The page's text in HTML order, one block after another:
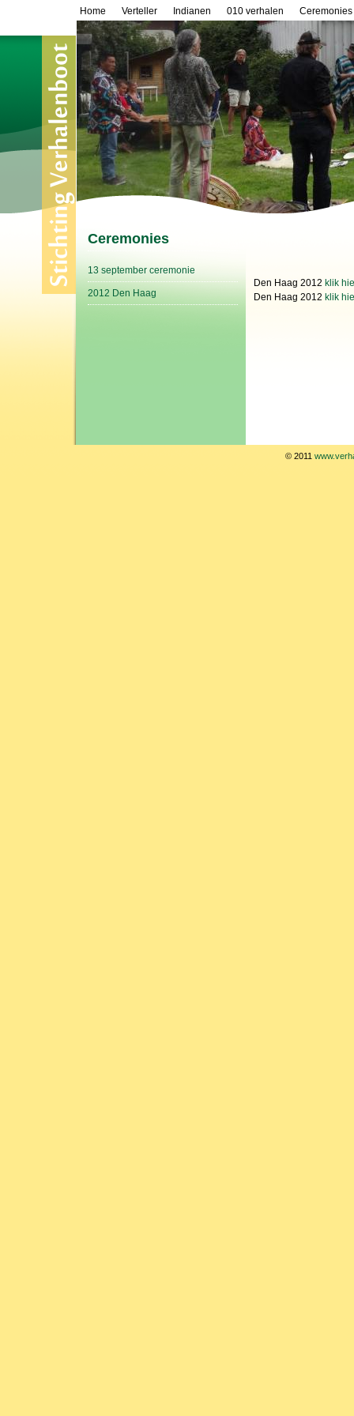
Home Verteller Indianen 010 verhalen Ceremonies
Ceremonies
13 september ceremonie
2012 Den Haag
Den Haag 2012 klik
Den Haag 2012 klik
© 2011